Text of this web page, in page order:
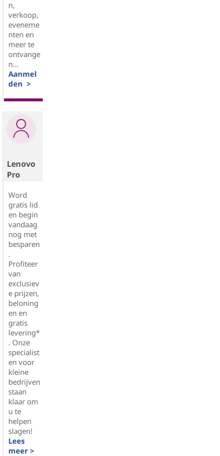
n,
verkoop,
eveneme
nten en
meer te
ontvange
n...
Aanmel
den >
Lenovo
Pro
Word
gratis lid
en begin
vandaag
nog met
besparen
.
Profiteer
van
exclusiev
e prijzen,
beloning
en en
gratis
levering*
. Onze
specialist
en voor
kleine
bedrijven
staan
klaar om
u te
helpen
slagen!
Lees
meer >